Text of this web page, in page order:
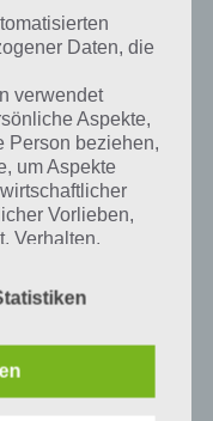
Daten, die
verwendet
Aspekte,
beziehen,
um Aspekte
Vorlieben,
Verhalten,
oder